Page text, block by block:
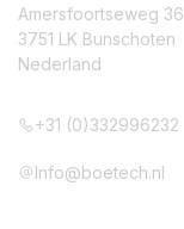
Amersfoortseweg 36
3751 LK Bunschoten
Nederland
+31 (0)332996232
Info@boetech.nl